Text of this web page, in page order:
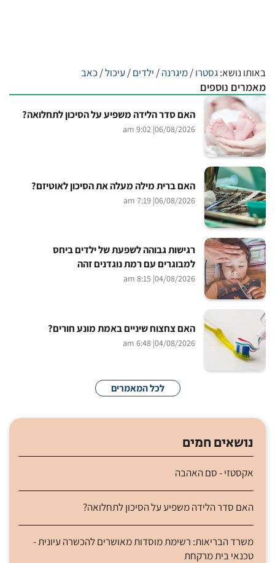
באותו נושא:גסטרו/מיגרנה/ ילדים/עיכול/ כאב
מאמרים נוספים
האם סדר הלידה משפיע על הסיכון לתחלואה?
06/08/2026
| 9:02 am
האם ברית מילה מעלה את הסיכון לאוטיזם?
06/08/2026
| 7:19 am
רגישות גבוהה לשפעת של ילדים ביחס
למבוגרים עם רמת נוגדנים זהה
04/08/2026
| 8:15 am
האם צחצוח שיניים באמת מונע חורים?
04/08/2026
| 6:48 am
לכל המאמרים
נושאים חמים
אקסטזי - סם האהבה
האם סדר הלידה משפיע על הסיכון לתחלואה?
משרד הבריאות: רשימת מוסדות מאושרים להכשרה עיונית -
טכנאי בית מרקחת